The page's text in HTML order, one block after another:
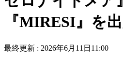
『MIRESI』を出
最終更新 : 2026年6月11日11:00